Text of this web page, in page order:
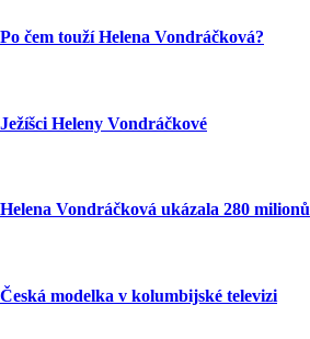
Po čem touží Helena Vondráčková?
Ježíšci Heleny Vondráčkové
Helena Vondráčková ukázala 280 milionů
Česká modelka v kolumbijské televizi